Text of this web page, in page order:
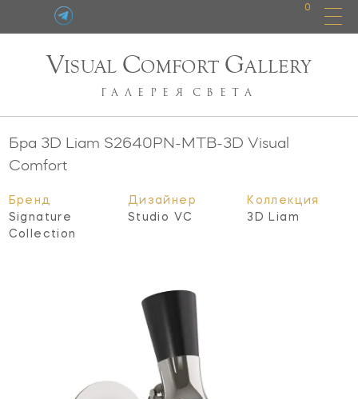
0
VISUAL COMFORT GALLERY
ГАЛЕРЕЯ СВЕТА
Бра 3D Liam S2640PN-MTB-3D Visual
Comfort
Бренд
Signature
Collection
Дизайнер
Studio VC
Коллекция
3D Liam